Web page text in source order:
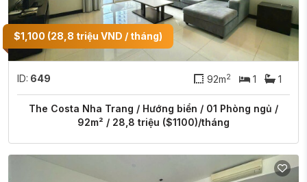
$1,100 (28,8 triệu VND / tháng)
ID: 649 92m2 1 1
The Costa Nha Trang / Hướng biển / 01 Phòng ngủ /
92m² / 28,8 triệu ($1100)/tháng